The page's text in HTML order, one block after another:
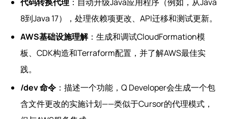
8到Java 17），处理依赖项更改、API迁移和测试更新。
AWS基础设施理解：生成和调试CloudFormation模
板、CDK构造和Terraform配置，并了解AWS最佳实
践。
/dev 命令 ：描述一个功能，Q Developer会生成一个包
含文件更改的实施计划——类似于Cursor的代理模式，